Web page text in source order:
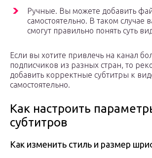
Ручные. Вы можете добавить
самостоятельно. В таком случае
смогут правильно понять суть
Если вы хотите привлечь на канал
подписчиков из разных стран, то
добавить корректные субтитры к
самостоятельно.
Как настроить
субтитров
Как изменить стиль и размер